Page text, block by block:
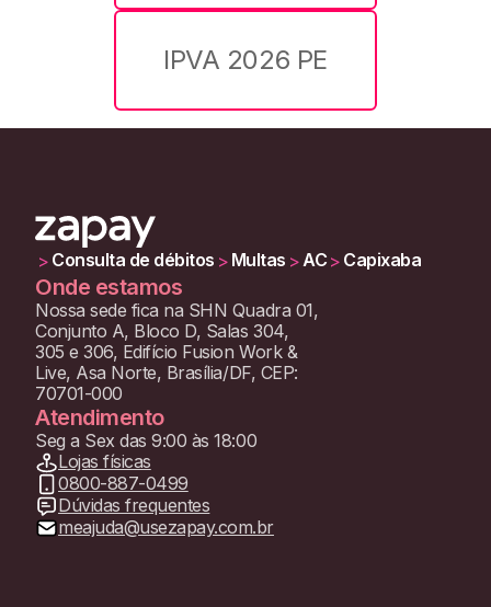
IPVA 2026 PE
> Consulta de débitos > Multas >AC > Capixaba
Onde estamos
Nossa sede fica na SHN Quadra 01,
Conjunto A, Bloco D, Salas 304,
305 e 306, Edifício Fusion Work &
Live, Asa Norte, Brasília/DF, CEP:
70701-000
Atendimento
Seg a Sex das 9:00 às 18:00
Lojas físicas
0800-887-0499
Dúvidas frequentes
meajuda@usezapay.com.br